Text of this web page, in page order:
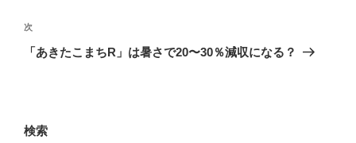
ビ
ゲ
ョ
稿
次
の
次
「あきたこまちR」は暑さで20〜30％減収になる？
検索